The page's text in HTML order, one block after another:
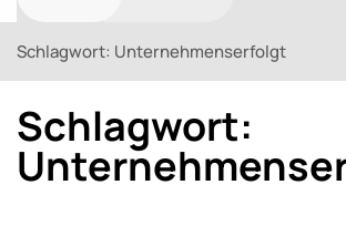
Schlagwort: Unternehmenserfolgt
Schlagwort: